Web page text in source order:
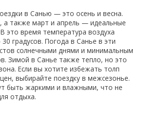
в Санью — это осень и весна.
а также март и апрель — идеальные
это время температура воздуха
градусов. Погода в Санье в эти
солнечными днями и минимальным
Зимой в Санье также тепло, но это
Если вы хотите избежать толп
выбирайте поездку в межсезонье.
быть жаркими и влажными, что не
отдыха.